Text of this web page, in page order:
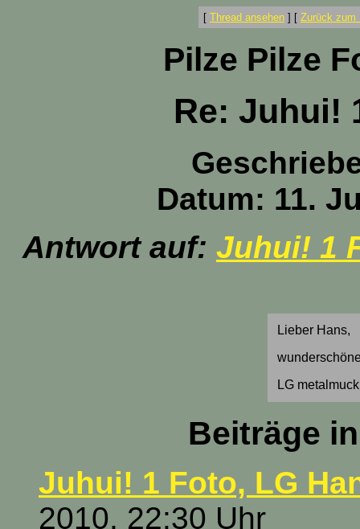
[ Thread ansehen ] [ Zurück zum
Pilze Pilze
Re: Juhui!
Datum: 11.
Antwort auf: Juhui! 1
Lieber Hans,
LG
Beiträge
Juhui! 1 Foto, LG
2010, 22:30 Uhr